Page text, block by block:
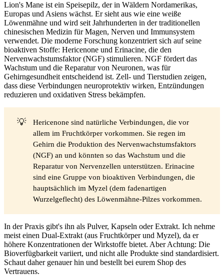
Lion's Mane ist ein Speisepilz, der in Wäldern Nordamerikas,
Europas und Asiens wächst. Er sieht aus wie eine weiße
Löwenmähne und wird seit Jahrhunderten in dertraditionellen
chinesischen Medizin für Magen, Nerven und Immunsystem
verwendet. Die moderne Forschung konzentriert sich auf seine
bioaktiven Stoffe: Hericenone und Erinacine, die den
Nervenwachstumsfaktor (NGF) stimulieren. NGF fördert das
Wachstum und die Reparatur von Neuronen, was für
Gehirngesundheit entscheidend ist. Zell- und Tierstudien zeigen,
dass diese Verbindungen neuroprotektiv wirken, Entzündungen
reduzieren und oxidativen Stress bekämpfen.
💡 Hericenone sind natürliche Verbindungen, die vor
allem im Fruchtkörper vorkommen. Sie regen im
Gehirn die Produktion des Nervenwachstumsfaktors
(NGF) an und könnten so das Wachstum und die
Reparatur von Nervenzellen unterstützen.Erinacine
sind eine Gruppe von bioaktiven Verbindungen, die
hauptsächlich imMyzel (dem fadenartigen
Wurzelgeflecht) des Löwenmähne-Pilzes vorkommen.
In der Praxis gibt's ihn als Pulver, Kapseln oder Extrakt. Ich nehme
meist einen Dual-Extrakt (aus Fruchtkörper und Myzel), da er
höhere Konzentrationen der Wirkstoffe bietet. Aber Achtung: Die
Bioverfügbarkeit variiert, und nicht alle Produkte sind standardisiert.
Schaut daher genauer hin und bestellt bei eurem Shop des
Vertrauens.